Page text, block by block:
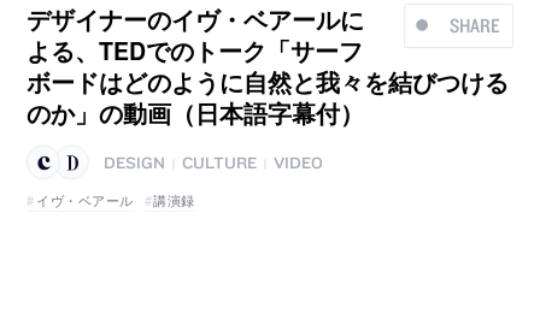
SHARE
デザイナーのイヴ・ベアールに
よる、TEDでのトーク「サーフ
ボードはどのように自然と我々を結びつける
のか」の動画（日本語字幕付）
DESIGN CULTURE
VIDEO
イヴ・ベアール
講演録